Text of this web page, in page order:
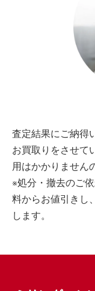
査定結果にご納得
お買取りをさせて
用はかかりません
※処分・撤去のご
料からお値引きし
します。